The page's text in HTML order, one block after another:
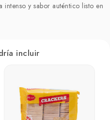
y sabor auténtico listo en
incluir